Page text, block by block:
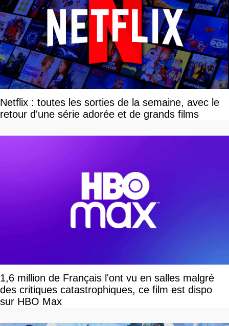
Netflix : toutes les sorties de la semaine, avec le
retour d'une série adorée et de grands films
1,6 million de Français l'ont vu en salles malgré
des critiques catastrophiques, ce film est dispo
sur HBO Max